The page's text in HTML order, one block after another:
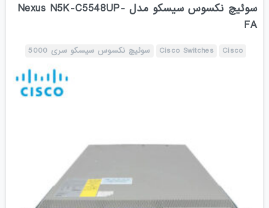
سوئیچ نکسوس سیسکو مدل Nexus N5K-C5548UP-
FA
Cisco
Cisco Switches سوئیچ نکسوس سیسکو سری 5000